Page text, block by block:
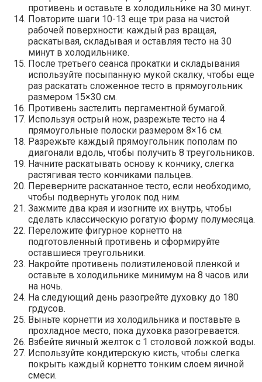
противень и оставьте в холодильнике на 30 минут.
Повторите шаги 10-13 еще три раза на чистой
рабочей поверхности: каждый раз вращая,
раскатывая, складывая и оставляя тесто на 30
минут в холодильнике.
После третьего сеанса прокатки и складывания
используйте посыпанную мукой скалку, чтобы еще
раз раскатать сложенное тесто в прямоугольник
размером 15×30 см.
Противень застелить пергаментной бумагой.
Используя острый нож, разрежьте тесто на 4
прямоугольные полоски размером 8×16 см.
Разрежьте каждый прямоугольник пополам по
диагонали вдоль, чтобы получить 8 треугольников.
Начните раскатывать основу к кончику, слегка
растягивая тесто кончиками пальцев.
Переверните раскатанное тесто, если необходимо,
чтобы подвернуть уголок под ним.
Зажмите два края и изогните их внутрь, чтобы
сделать классическую рогатую форму полумесяца.
Переложите фигурное корнетто на
подготовленный противень и сформируйте
оставшиеся треугольники.
Накройте противень полиэтиленовой пленкой и
оставьте в холодильнике минимум на 8 часов или
на ночь.
На следующий день разогрейте духовку до 180
грдусов.
Выньте корнетти из холодильника и поставьте в
прохладное место, пока духовка разогревается.
Взбейте яичный желток с 1 столовой ложкой воды.
Используйте кондитерскую кисть, чтобы слегка
покрыть каждый корнетто тонким слоем яичной
смеси.